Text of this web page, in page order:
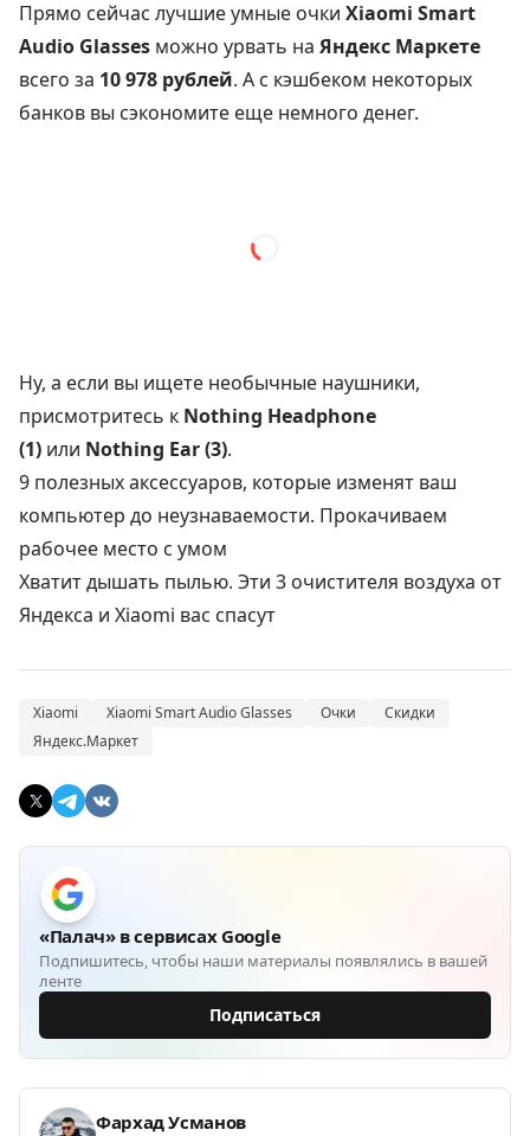
Прямо сейчас лучшие умные очки Xiaomi Smart
Audio Glasses можно урвать на Яндекс Маркете
всего за 10 978 рублей. А с кэшбеком некоторых
банков вы сэкономите еще немного денег.
Ну, а если вы ищете необычные наушники,
присмотритесь к Nothing Headphone
(1) или Nothing Ear (3).
9 полезных аксессуаров, которые изменят ваш
компьютер до неузнаваемости. Прокачиваем
рабочее место с умом
Хватит дышать пылью. Эти 3 очистителя воздуха от
Яндекса и Xiaomi вас спасут
Xiaomi Xiaomi Smart Audio Glasses Очки
Скидки
Яндекс.Маркет
«Палач» в сервисах Google
Подпишитесь, чтобы наши материалы появлялись в вашей
ленте
Подписаться
Фархад Усманов